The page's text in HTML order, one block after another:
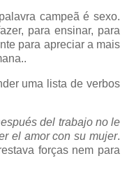
campeã é sexo.
para ensinar, para
para apreciar a mais
uma lista de verbos
del trabajo no le
el amor con su mujer.
forças nem para